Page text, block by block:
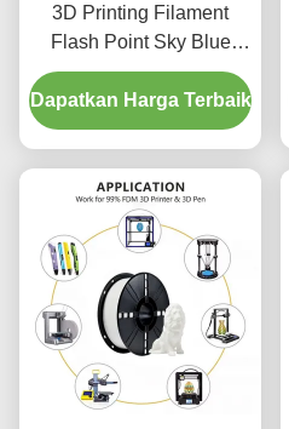
3D Printing Filament
Flash Point Sky Blue
Color PETG Filament 3D
Printer Filament 1,75mm
1kg
Dapatkan Harga Terbaik